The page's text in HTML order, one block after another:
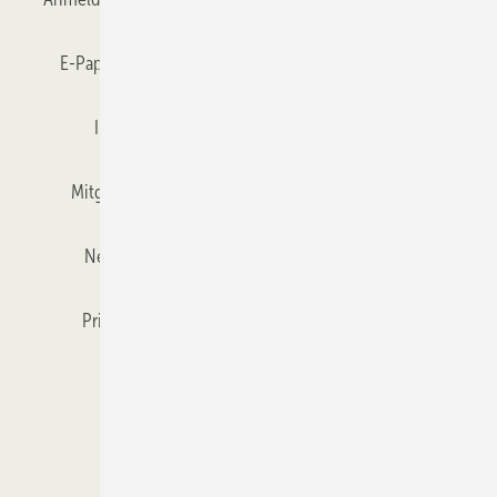
E-Paper
Mitgliedschaften und Engagement
Newsletter
Privacy Manager